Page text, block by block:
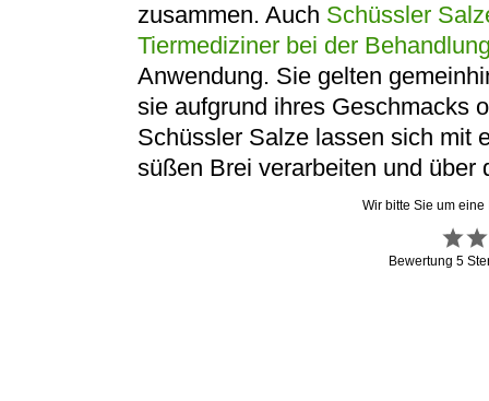
zusammen. Auch Schüssler
Tiermediziner bei der
Anwendung. Sie gelten
sie aufgrund ihres Geschmacks
Schüssler Salze lassen sich mit
süßen Brei verarbeiten und über
Wir bitte Sie um
Bewertung5